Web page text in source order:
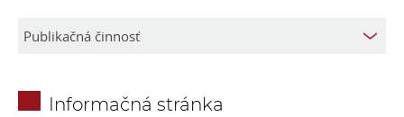
Informačná stránka